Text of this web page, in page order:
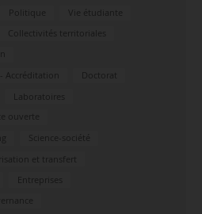
Politique
Vie étudiante
Collectivités territoriales
Doctorat
Laboratoires
ouverte
Science-société
et transfert
Entreprises